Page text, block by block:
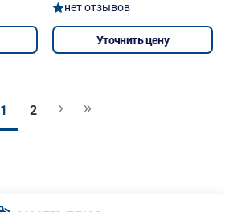
нет отзывов
Уточнить цену
1 2 › »